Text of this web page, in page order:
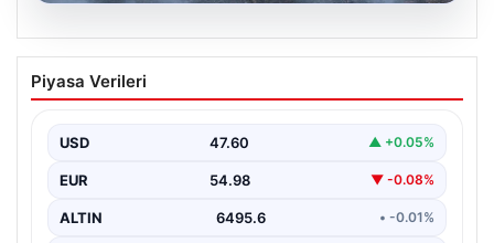
Tunceli’de otluk alandan ormana
sıçrayan yangın söndürüldü
Piyasa Verileri
USD 47.60 ▲ +0.05%
EUR 54.98 ▼ -0.08%
ALTIN 6495.6 • -0.01%